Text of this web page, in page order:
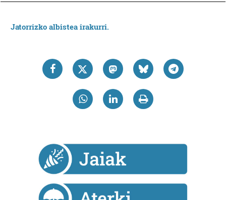
Jatorrizko albistea irakurri.